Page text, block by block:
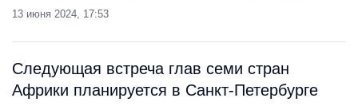
13 июня 2024, 17:53
Следующая встреча глав семи стран
Африки планируется в Санкт-Петербурге